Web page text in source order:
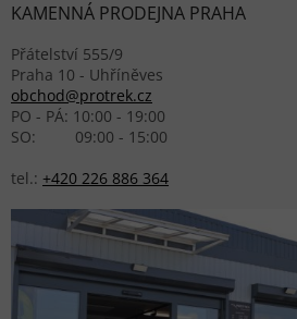
KAMENNÁ PRODEJNA PRAHA
Přátelství 555/9
Praha 10 - Uhříněves
obchod@protrek.cz
PO - PÁ: 10:00 - 19:00
SO: 09:00 - 15:00
tel.: +420 226 886 364